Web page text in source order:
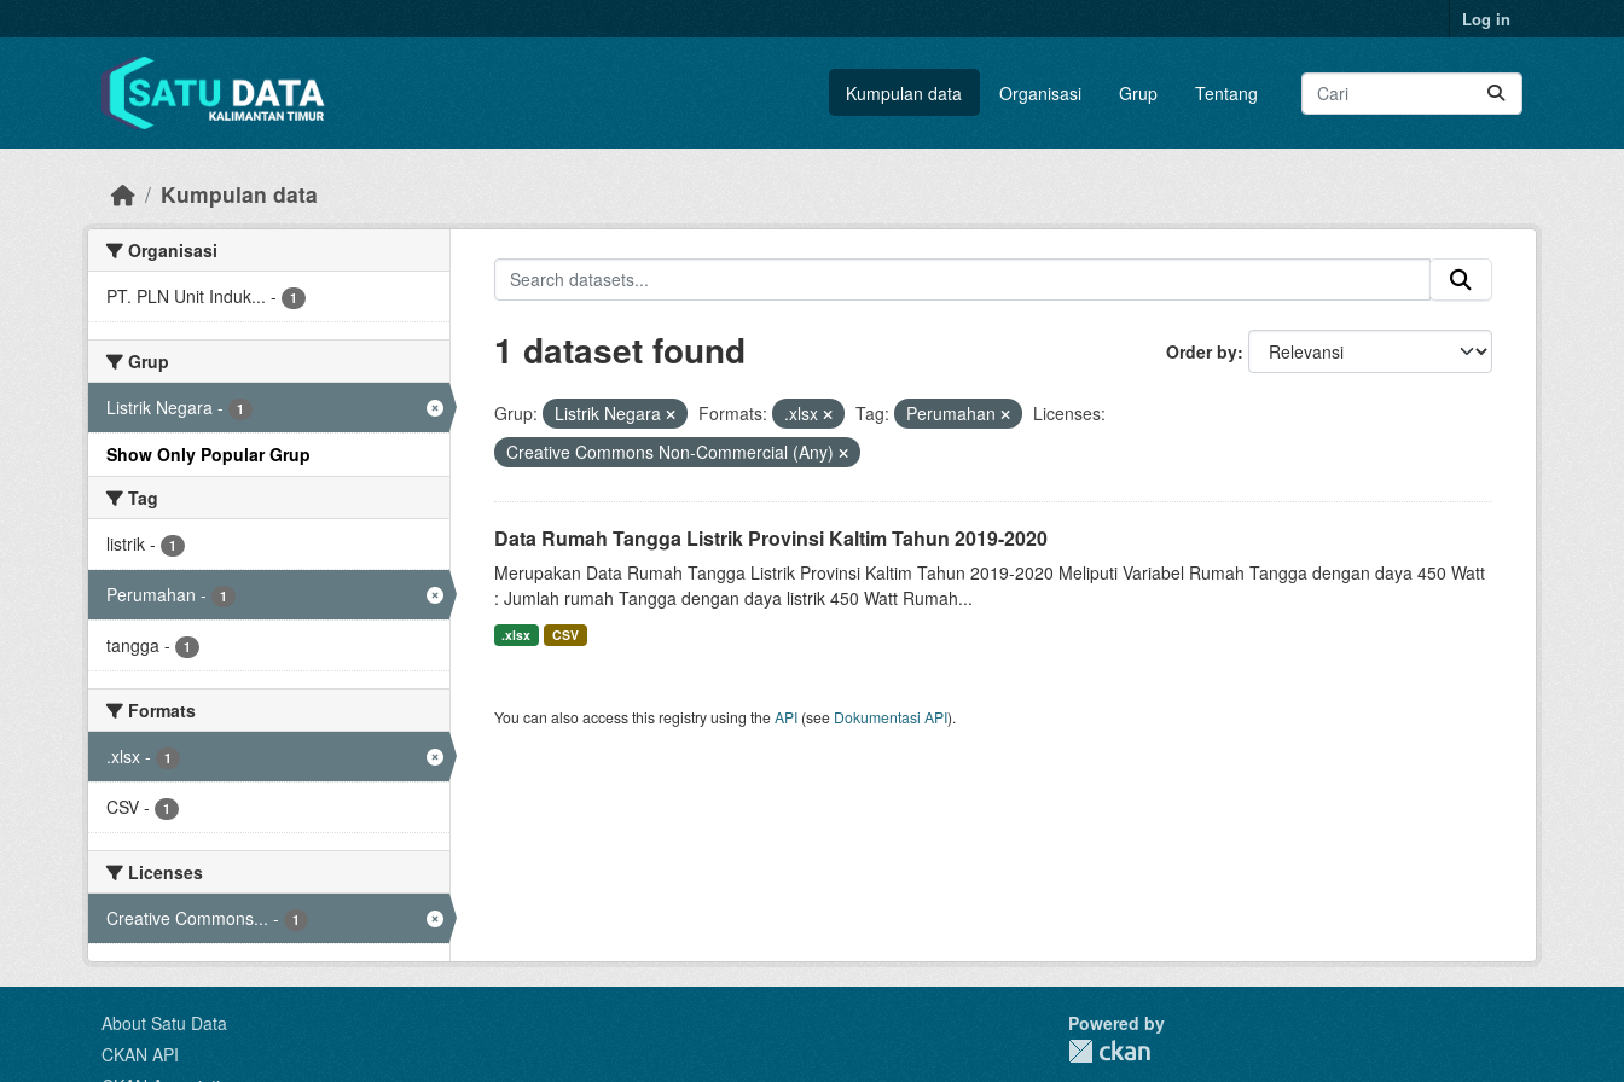
Log in
Kumpulan data Organisasi Grup Tentang
Kumpulan data
Organisasi
PT. PLN Unit Induk... - 1
Grup
Listrik Negara - 1
Show Only Popular Grup
Tag
listrik - 1
Perumahan - 1
tangga - 1
Formats
.xlsx - 1
CSV - 1
Licenses
Creative Commons... - 1
Order by
1 dataset found
Grup: Listrik Negara Formats: .xlsx Tag: Perumahan
Licenses:
Creative Commons Non-Commercial (Any)
Data Rumah Tangga Listrik Provinsi Kaltim Tahun 2019-2020
Merupakan Data Rumah Tangga Listrik Provinsi Kaltim Tahun 2019-2020 Meliputi Variabel Rumah Tangga dengan daya 450 Watt
: Jumlah rumah Tangga dengan daya listrik 450 Watt Rumah...
.xlsx CSV
You can also access this registry using theAPI(see Dokumentasi API).
About Satu Data
CKAN API
Powered by